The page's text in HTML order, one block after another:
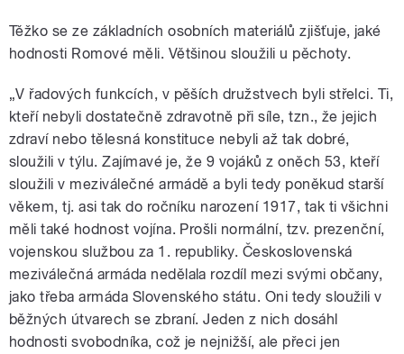
Těžko se ze základních osobních materiálů zjišťuje, jaké
hodnosti Romové měli. Většinou sloužili u pěchoty.
„V řadových funkcích, v pěších družstvech byli střelci. Ti,
kteří nebyli dostatečně zdravotně při síle, tzn., že jejich
zdraví nebo tělesná konstituce nebyli až tak dobré,
sloužili v týlu. Zajímavé je, že 9 vojáků z oněch 53, kteří
sloužili v meziválečné armádě a byli tedy poněkud starší
věkem, tj. asi tak do ročníku narození 1917, tak ti všichni
měli také hodnost vojína. Prošli normální, tzv. prezenční,
vojenskou službou za 1. republiky. Československá
meziválečná armáda nedělala rozdíl mezi svými občany,
jako třeba armáda Slovenského státu. Oni tedy sloužili v
běžných útvarech se zbraní. Jeden z nich dosáhl
hodnosti svobodníka, což je nejnižší, ale přeci jen